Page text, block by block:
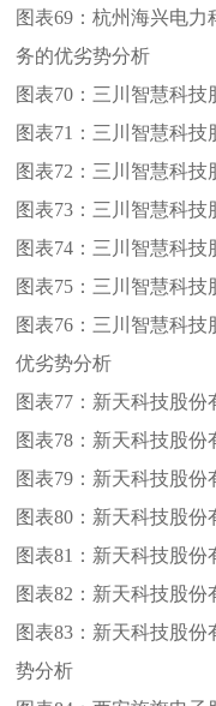
图表69：杭州海兴电力
务的优劣势分析
图表70： 三川智慧科技
图表71： 三川智慧科技
图表72： 三川智慧科技
图表73： 三川智慧科技
图表74： 三川智慧科技
图表75： 三川智慧科技
图表76： 三川智慧科技
优劣势分析
图表77： 新天科技股份
图表78： 新天科技股份
图表79： 新天科技股份
图表80： 新天科技股份
图表81： 新天科技股份
图表82： 新天科技股份
图表83： 新天科技股份
势分析